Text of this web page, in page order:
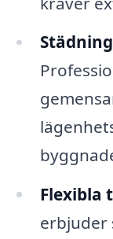
Flexibla
erbjuder